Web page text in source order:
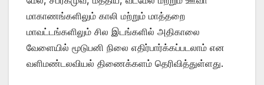
மாகாணங்களிலும் காலி மற்றும் மாத்தறை
மாவட்டங்களிலும் சில இடங்களில் அதிகாலை
வேளையில் மூடுபனி நிலை எதிர்பார்க்கப்படலாம் என
வளிமண்டலவியல் திணைக்களம் தெரிவித்துள்ளது.